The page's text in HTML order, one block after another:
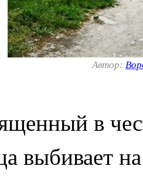
Автор:
в
выбивает